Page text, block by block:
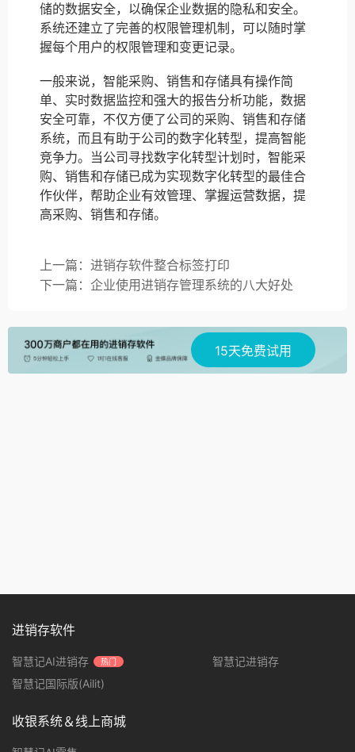
储的数据安全，以确保企业数据的隐私和安全。
系统还建立了完善的权限管理机制，可以随时掌
握每个用户的权限管理和变更记录。
一般来说，智能采购、销售和存储具有操作简
单、实时数据监控和强大的报告分析功能，数据
安全可靠，不仅方便了公司的采购、销售和存储
系统，而且有助于公司的数字化转型，提高智能
竞争力。当公司寻找数字化转型计划时，智能采
购、销售和存储已成为实现数字化转型的最佳合
作伙伴，帮助企业有效管理、掌握运营数据，提
高采购、销售和存储。
上一篇：进销存软件整合标签打印
下一篇：企业使用进销存管理系统的八大好处
15天免费试用
进销存软件
智慧记AI进销存 热门
智慧记进销存
智慧记国际版(Ailit)
收银系统＆线上商城